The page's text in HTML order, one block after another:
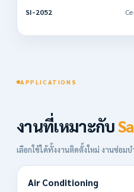
SI-2052
APPLICATIONS
งานที่เหมาะกับ
เลือกใช้ได้ทั้งงานติดตั้งใหม่ งานซ่อ
Air Conditioning